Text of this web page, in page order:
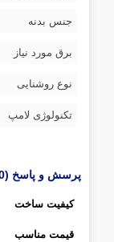
جنس بدنه
برق مورد نیاز
نوع روشنایی
تکنولوژی لامپ
پرسش و پاسخ (0)
کیفیت ساخت
قیمت مناسب